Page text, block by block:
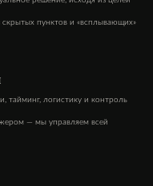
пунктов и «всплывающих»
тайминг, логистику и контроль
— мы управляем всей